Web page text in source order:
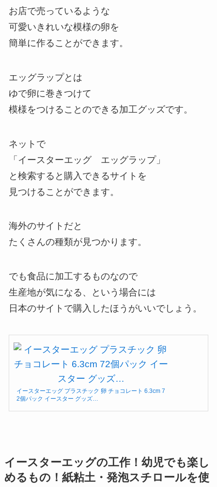
お店で売っているような
可愛いきれいな模様の卵を
簡単に作ることができます。
エッグラップとは
ゆで卵に巻きつけて
模様をつけることのできる加工グッズです。
ネットで
「イースターエッグ エッグラップ」
と検索すると購入できるサイトを
見つけることができます。
海外のサイトだと
たくさんの種類が見つかります。
でも食品に加工するものなので
生産地が気になる、という場合には
日本のサイトで購入したほうがいいでしょう。
イースターエッグ プラスチック 卵 チョコレート 6.3cm 7
2個パック イースター グッズ…
イースターエッグの工作！幼児でも楽し
めるもの！紙粘土・発泡スチロールを使